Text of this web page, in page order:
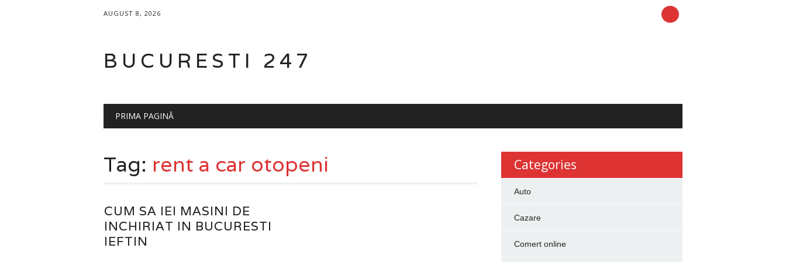
AUGUST 8, 2026
BUCURESTI 247
Main menu
PRIMA PAGINĂ
Tag: rent a car otopeni
CUM SA IEI MASINI DE
INCHIRIAT IN BUCURESTI
IEFTIN
Categories
Auto
Cazare
Comert online